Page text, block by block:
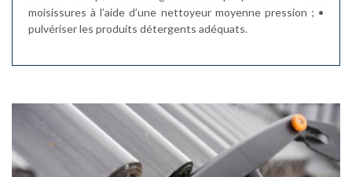
moisissures à l’aide d’une nettoyeur moyenne pression ; •
pulvériser les produits détergents adéquats.